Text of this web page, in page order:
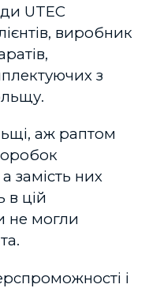
UTEC
виробник
з
аж раптом
замість них
в цій
не могли
і